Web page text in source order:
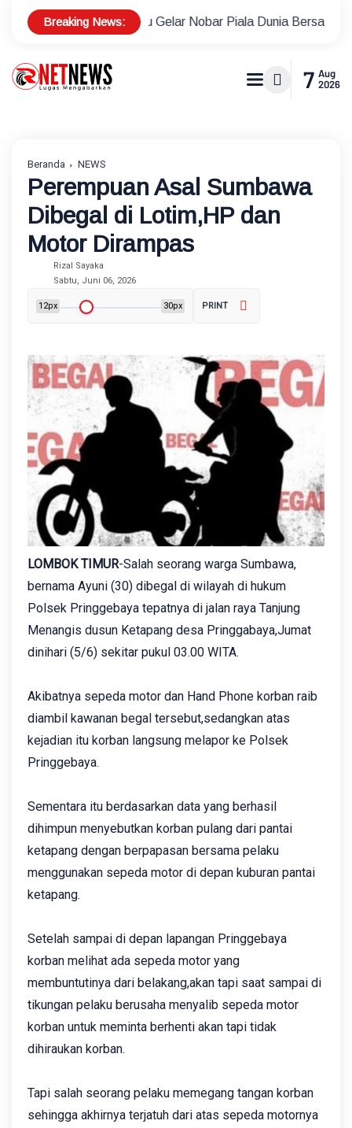
Breaking News:
Baru Gelar Nobar Piala Dunia Bersama Warga, Pererat
7 Aug
2026
Beranda NEWS
Perempuan Asal Sumbawa
Dibegal di Lotim,HP dan
Motor Dirampas
Rizal Sayaka
Sabtu, Juni 06, 2026
12px 30px PRINT
LOMBOK TIMUR-Salah seorang warga Sumbawa,
bernama Ayuni (30) dibegal di wilayah di hukum
Polsek Pringgebaya tepatnya di jalan raya Tanjung
Menangis dusun Ketapang desa Pringgabaya,Jumat
dinihari (5/6) sekitar pukul 03.00 WITA.
Akibatnya sepeda motor dan Hand Phone korban raib
diambil kawanan begal tersebut,sedangkan atas
kejadian itu korban langsung melapor ke Polsek
Pringgebaya.
Sementara itu berdasarkan data yang berhasil
dihimpun menyebutkan korban pulang dari pantai
ketapang dengan berpapasan bersama pelaku
menggunakan sepeda motor di depan kuburan pantai
ketapang.
Setelah sampai di depan lapangan Pringgebaya
korban melihat ada sepeda motor yang
membuntutinya dari belakang,akan tapi saat sampai di
tikungan pelaku berusaha menyalib sepeda motor
korban untuk meminta berhenti akan tapi tidak
dihiraukan korban.
Tapi salah seorang pelaku memegang tangan korban
sehingga akhirnya terjatuh dari atas sepeda motornya